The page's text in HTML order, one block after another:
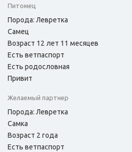
Питомец
Порода: Левретка
Самец
Возраст 12 лет 11 месяцев
Есть ветпаспорт
Есть родословная
Привит
Желаемый партнер
Порода: Левретка
Самка
Возраст 2 года
Есть ветпаспорт